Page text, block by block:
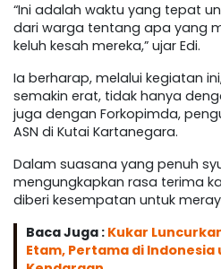
“Ini adalah waktu yang tepat
dari warga tentang apa yang
keluh kesah mereka,” ujar Edi.
Ia berharap, melalui kegiatan
semakin erat, tidak hanya
juga dengan Forkopimda,
ASN di Kutai Kartanegara.
Dalam suasana yang penuh
mengungkapkan rasa terima
diberi kesempatan untuk
Baca Juga : Kukar
Etam, Pertama di Indonesia